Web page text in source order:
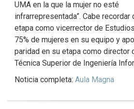
UMA en la que la mujer no esté
infrarrepresentada”. Cabe recordar
etapa como vicerrector de
75% de mujeres en su equipo y
paridad en su etapa como director
Técnica Superior de Ingeniería
Noticia completa: Aula Magna